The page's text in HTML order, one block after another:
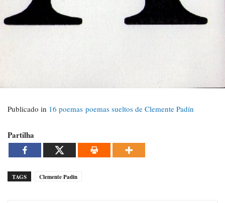
Publicado in 16 poemas poemas sueltos de Clemente Padín
Partilha
TAGS Clemente Padin